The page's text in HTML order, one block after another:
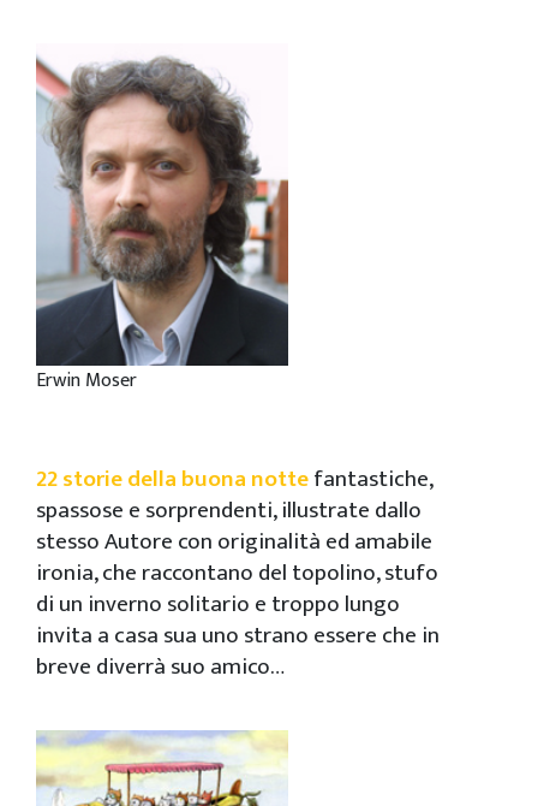
Erwin Moser
22 storie della buona nottefantastiche,
spassose e sorprendenti, illustrate dallo
stesso Autore con originalità ed amabile
ironia, che raccontano del topolino, stufo
di un inverno solitario e troppo lungo
invita a casa sua uno strano essere che in
breve diverrà suo amico…